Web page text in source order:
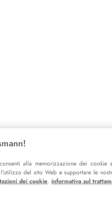
alla memorizzazione dei
del sito Web e supportare le
dei cookie. informativa sul